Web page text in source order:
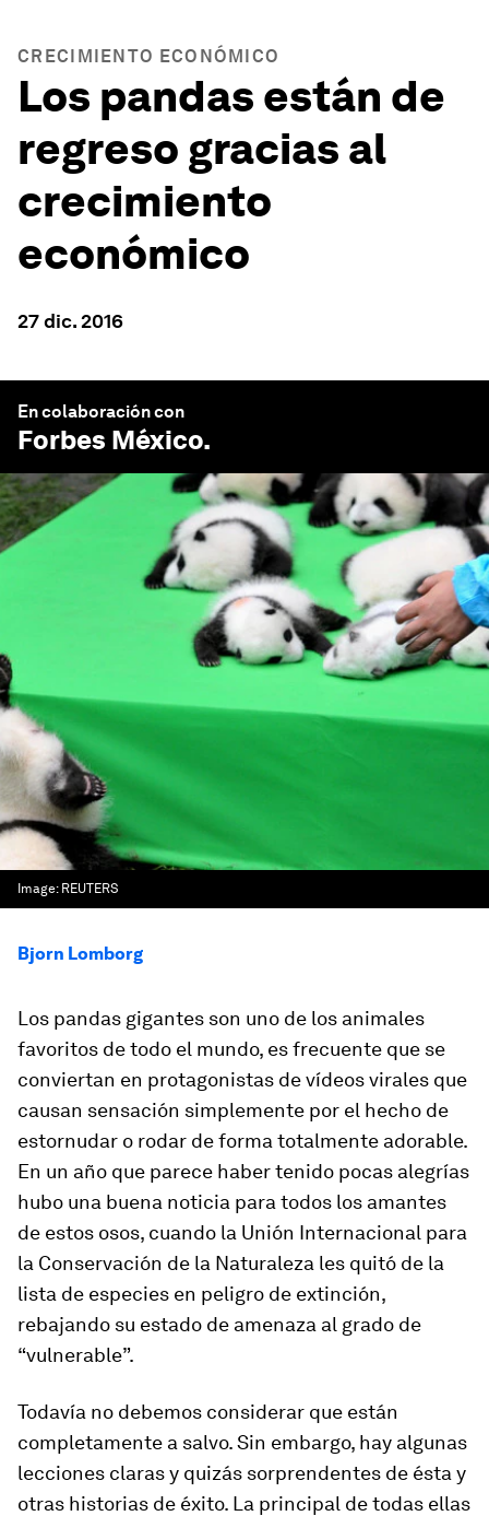
CRECIMIENTO ECONÓMICO
Los pandas están de
regreso gracias al
crecimiento
económico
27 dic. 2016
En colaboración con
Forbes México.
Image: REUTERS
Bjorn Lomborg
Los pandas gigantes son uno de los animales
favoritos de todo el mundo, es frecuente que se
conviertan en protagonistas de vídeos virales que
causan sensación simplemente por el hecho de
estornudar o rodar de forma totalmente adorable.
En un año que parece haber tenido pocas alegrías
hubo una buena noticia para todos los amantes
de estos osos, cuando la Unión Internacional para
la Conservación de la Naturaleza les quitó de la
lista de especies en peligro de extinción,
rebajando su estado de amenaza al grado de
“vulnerable”.
Todavía no debemos considerar que están
completamente a salvo. Sin embargo, hay algunas
lecciones claras y quizás sorprendentes de ésta y
otras historias de éxito. La principal de todas ellas